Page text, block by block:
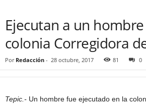
Ejecutan a un
colonia Corregidora
Por Redacción - 28 octubre, 2017 81 0
Tepic.- Un hombre fue ejecutado en la